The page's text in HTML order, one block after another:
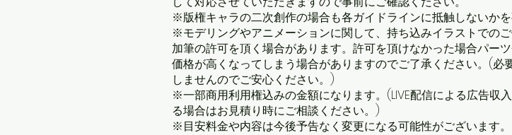
​※版権キャラの二次創作の場合も各ガイドラインに抵触しないかを
※モデリングやアニメーションに関して、持ち込みイラストでの
加筆の許可を頂く場合があります。許可を頂けなかった場合パー
価格が高くなってしまう場合がありますのでご了承ください。(
しませんのでご安心ください。)
※一部商用利用権込みの金額になります。(LIVE配信による広告収
る場合はお見積り時にご相談ください。)
※目安料金や内容は今後予告なく変更になる可能性がございます